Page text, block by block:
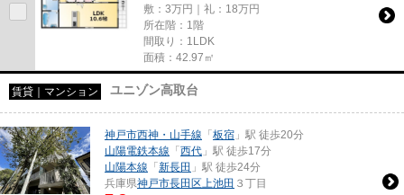
敷：3万円｜礼：18万円
所在階：1階
間取り：1LDK
面積：42.97㎡
賃貸｜マンション ユニゾン高取台
神戸市西神・山手線 「 板宿 」駅 徒歩20分
山陽電鉄本線 「 西代 」駅 徒歩17分
山陽本線 「 新長田 」駅 徒歩24分
兵庫県神戸市長田区上池田 ３丁目